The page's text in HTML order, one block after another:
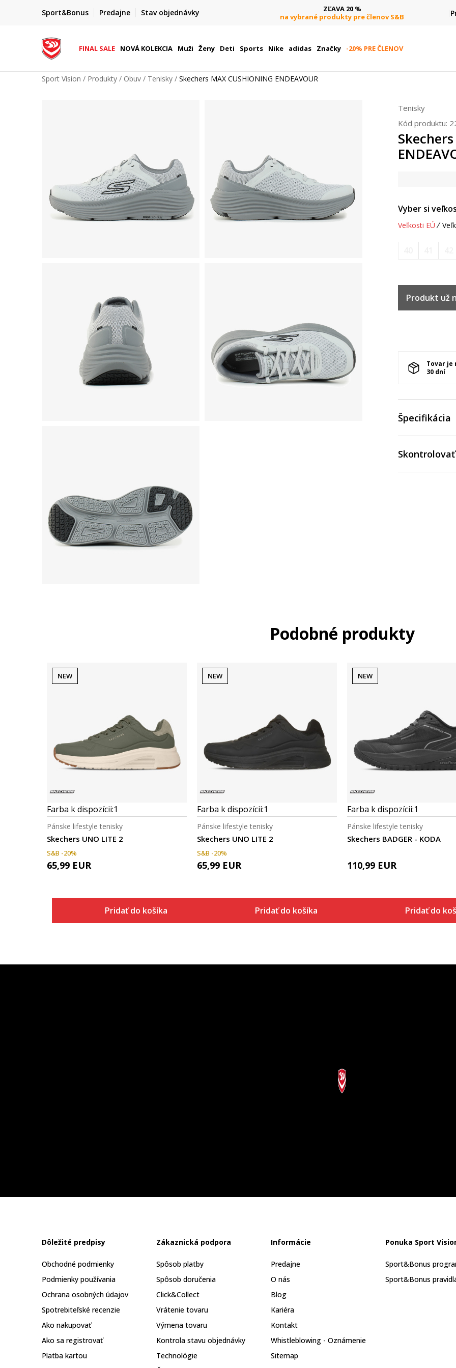
Sport&Bonus Predajne Stav objednávky
FINAL SALE AŽ -60 %
+ extra zľava 10 % len do 9. 8.
ZĽAVA 20 %
na vybrané produkty pre členov S&B
FINAL SALE NOVÁ KOLEKCIA Muži Ženy Deti Sports Nike adidas Značky -20% PRE ČLENOV
Sport Vision Produkty Obuv Tenisky Skechers MAX CUSHIONING ENDEAVOUR
Tenisky
Kód produktu:
Vyber si
Veľkosti EÚ
Produkt už
Tovar je
30 dní
Špecifikácia
Podobné produkty
NEW
Farba k dispozícii:1
Skechers UNO LITE 2
Pánske lifestyle tenisky
S&B -20%
65,99 EUR
Pridať do košíka
NEW
Farba k dispozícii:1
Skechers UNO LITE 2
Pánske lifestyle tenisky
S&B -20%
65,99 EUR
Pridať do košíka
NEW
Farba k dispozícii:1
Skechers BADGER - KODA
Pánske lifestyle tenisky
110,99 EUR
Pridať do
Dôležité predpisy
Obchodné podmienky
Podmienky používania
Ochrana osobných údajov
Spotrebiteľské recenzie
Ako nakupovať
Ako sa registrovať
Platba kartou
Zákaznická podpora
Spôsob platby
Spôsob doručenia
Click&Collect
Vrátenie tovaru
Výmena tovaru
Kontrola stavu objednávky
Technológie
Informácie
Predajne
O nás
Blog
Kariéra
Kontakt
Whistleblowing - Oznámenie
Sitemap
Ponuka Sport
Sport&Bonus
Sport&Bonus